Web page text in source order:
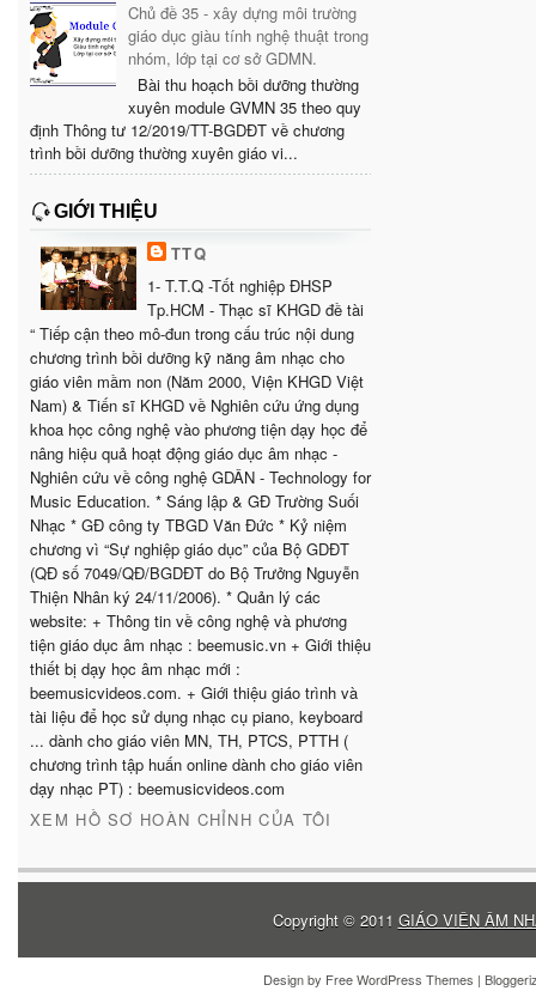
Chủ đề 35 - xây dựng môi trường
giáo dục giàu tính nghệ thuật trong
nhóm, lớp tại cơ sở GDMN.
Bài thu hoạch bồi dưỡng thường
xuyên module GVMN 35 theo quy
định Thông tư 12/2019/TT-BGDĐT về chương
trình bồi dưỡng thường xuyên giáo vi...
GIỚI THIỆU
TTQ
1- T.T.Q -Tốt nghiệp ĐHSP
Tp.HCM - Thạc sĩ KHGD đề tài
“ Tiếp cận theo mô-đun trong cấu trúc nội dung
chương trình bồi dưỡng kỹ năng âm nhạc cho
giáo viên mầm non (Năm 2000, Viện KHGD Việt
Nam) & Tiến sĩ KHGD về Nghiên cứu ứng dụng
khoa học công nghệ vào phương tiện dạy học để
nâng hiệu quả hoạt động giáo dục âm nhạc -
Nghiên cứu về công nghệ GDÂN - Technology for
Music Education. * Sáng lập & GĐ Trường Suối
Nhạc * GĐ công ty TBGD Văn Đức * Kỷ niệm
chương vì “Sự nghiệp giáo dục” của Bộ GDĐT
(QĐ số 7049/QĐ/BGDĐT do Bộ Trưởng Nguyễn
Thiện Nhân ký 24/11/2006). * Quản lý các
website: + Thông tin về công nghệ và phương
tiện giáo dục âm nhạc : beemusic.vn + Giới thiệu
thiết bị dạy học âm nhạc mới :
beemusicvideos.com. + Giới thiệu giáo trình và
tài liệu để học sử dụng nhạc cụ piano, keyboard
... dành cho giáo viên MN, TH, PTCS, PTTH (
chương trình tập huấn online dành cho giáo viên
dạy nhạc PT) : beemusicvideos.com
XEM HỒ SƠ HOÀN CHỈNH CỦA TÔI
Copyright © 2011 GIÁO VIÊN ÂM
Design by Free WordPress Themes |